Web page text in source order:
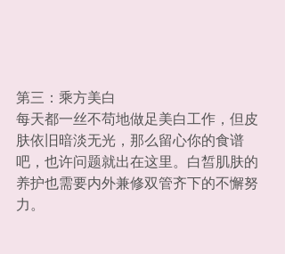
第三：乘方美白
每天都一丝不苟地做足美白工作，但皮
肤依旧暗淡无光，那么留心你的食谱
吧，也许问题就出在这里。白皙肌肤的
养护也需要内外兼修双管齐下的不懈努
力。